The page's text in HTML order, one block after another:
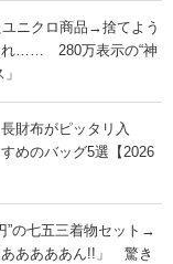
ニクロ商品→捨てよう
れ…… 280万表示の“神
財布がピッタリ入
めのバッグ5選【2026
”の七五三着物セット→
ああああん!!」 驚き